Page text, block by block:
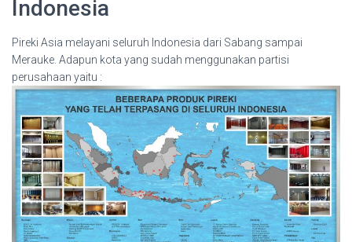
Indonesia
Pireki Asia melayani seluruh Indonesia dari Sabang sampai
Merauke. Adapun kota yang sudah menggunakan partisi
perusahaan yaitu :